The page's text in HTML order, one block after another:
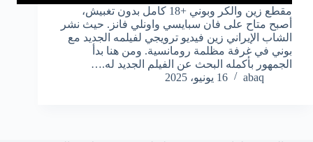
مقطع زين والكر وبوني +18 كامل بدون تغبيش،
أصبح متاح على فان سبايسي واونلي فانز. حيث نشر
الشاب الإيراني زين فيديو ترويجي لفيلمه الجديد مع
بوني في غرفة مظلمة رومانسية. ومن هنا بدأ
الجمهور بأكمله البحث عن الفيلم الجديد له.…
abaq
16 يونيو، 2025